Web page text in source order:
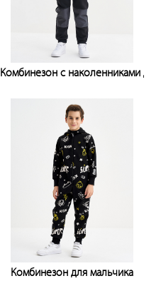
Комбинезон с наколенниками
Комбинезон для мальчика